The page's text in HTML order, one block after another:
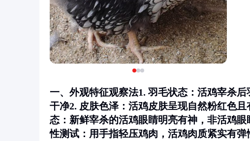
一、外观特征观察法1.羽毛状态 ：活鸡宰杀
干净2. 皮肤色泽：活鸡皮肤呈现自然粉红色
态 ：新鲜宰杀的活鸡眼睛明亮有神，非活鸡
性测试 ：用手指轻压鸡肉，活鸡肉质紧实有